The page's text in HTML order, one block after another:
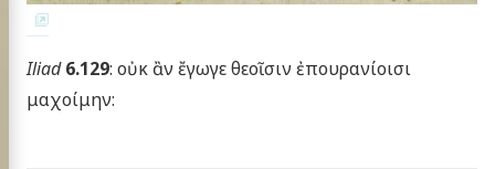
Iliad 6.129: οὐκ ἂν ἔγωγε θεοῖσιν ἐπουρανίοισι
μαχοίμην: